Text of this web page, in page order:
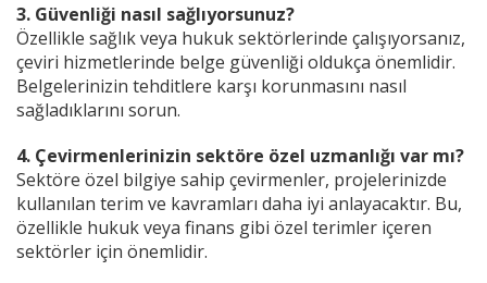
3. Güvenliği nasıl sağlıyorsunuz?
Özellikle sağlık veya hukuk sektörlerinde çalışıyorsanız,
çeviri hizmetlerinde belge güvenliği oldukça önemlidir.
Belgelerinizin tehditlere karşı korunmasını nasıl
sağladıklarını sorun.
4. Çevirmenlerinizin sektöre özel uzmanlığı var mı?
Sektöre özel bilgiye sahip çevirmenler, projelerinizde
kullanılan terim ve kavramları daha iyi anlayacaktır. Bu,
özellikle hukuk veya finans gibi özel terimler içeren
sektörler için önemlidir.